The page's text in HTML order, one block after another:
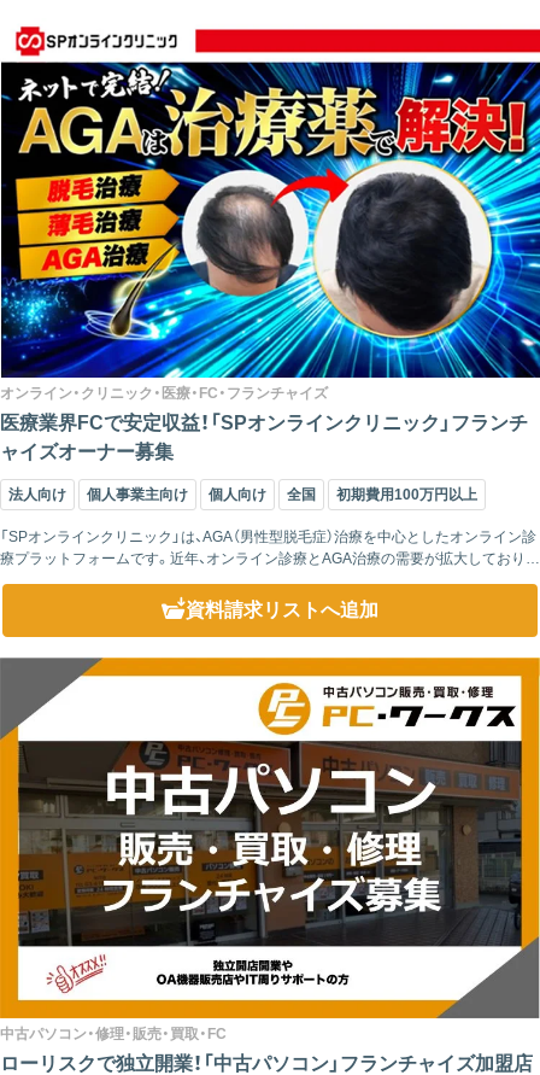
オンライン・クリニック・医療・FC・フランチャイズ
医療業界FCで安定収益！「SPオンラインクリニック」フランチ
ャイズオーナー募集
法人向け 個人事業主向け 個人向け 全国 初期費用100万円以上
「SPオンラインクリニック」は、AGA（男性型脱毛症）治療を中心としたオンライン診
療プラットフォームです。近年、オンライン診療とAGA治療の需要が拡大しており、
弊社のフランチャイズ制度では、主にWEB集客と在庫管理を担当するだけ...
資料請求リストへ追加
中古パソコン・修理・販売・買取・FC
ローリスクで独立開業！「中古パソコン」フランチャイズ加盟店